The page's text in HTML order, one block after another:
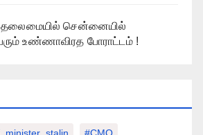
தலைமையில் சென்னையில்
உண்ணாவிரத போராட்டம் !